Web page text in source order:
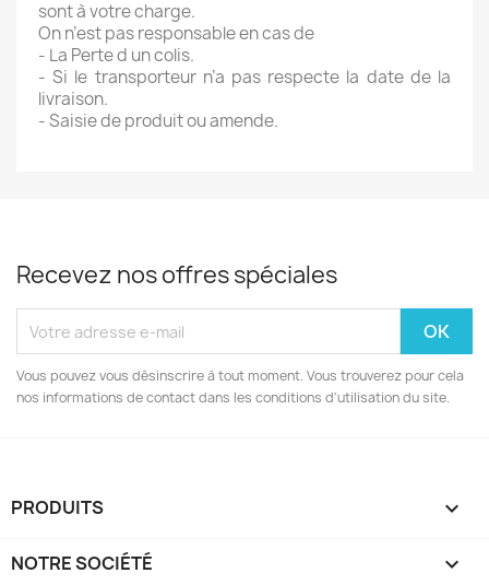
sont à votre charge.
On n’est pas responsable en cas de
- La Perte d un colis.
- Si le transporteur n’a pas respecte la date de la
livraison.
- Saisie de produit ou amende.
Recevez nos offres spéciales
Vous pouvez vous désinscrire à tout moment. Vous trouverez pour cela
nos informations de contact dans les conditions d'utilisation du site.
PRODUITS 
NOTRE SOCIÉTÉ 